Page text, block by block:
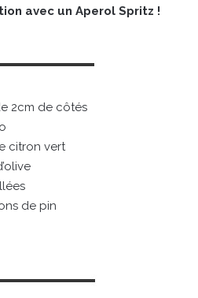
avec un Aperol Spritz !
2cm de côtés
citron vert
de pin